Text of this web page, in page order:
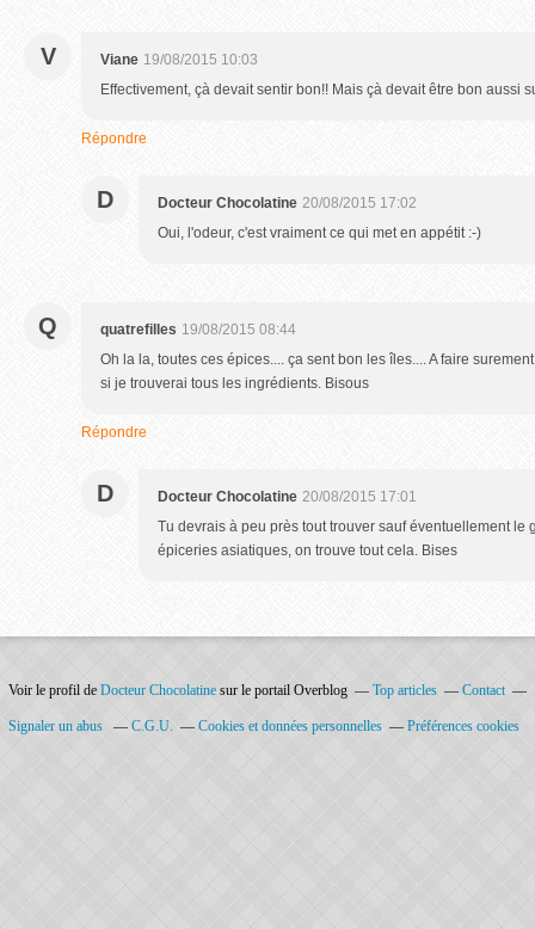
V Viane 19/08/2015 10:03
Effectivement, çà devait sentir bon!! Mais çà devait être bon aussi
Répondre
D Docteur Chocolatine 20/08/2015 17:02
Oui, l'odeur, c'est vraiment ce qui met en appétit :-)
Q quatrefilles 19/08/2015 08:44
Oh la la, toutes ces épices.... ça sent bon les îles.... A faire
si je trouverai tous les ingrédients. Bisous
Répondre
D Docteur Chocolatine 20/08/2015 17:01
Tu devrais à peu près tout trouver sauf éventuellement le
épiceries asiatiques, on trouve tout cela. Bises
Voir le profil de Docteur Chocolatine sur le portail Overblog Top articles Contact
Signaler un abus C.G.U. Cookies et données personnelles Préférences cookies